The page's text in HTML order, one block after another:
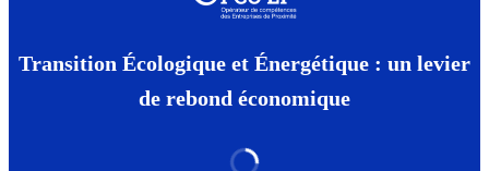
Transition Écologique et Énergétique : un levier
de rebond économique